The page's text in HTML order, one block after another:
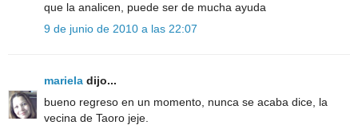
que la analicen, puede ser de mucha ayuda
9 de junio de 2010 a las 22:07
mariela dijo...
bueno regreso en un momento, nunca se acaba dice, la
vecina de Taoro jeje.